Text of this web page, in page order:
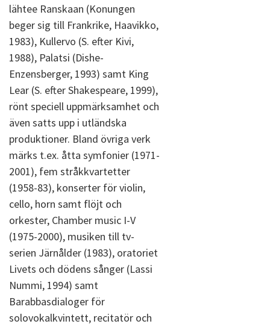
lähtee Ranskaan (Konungen
beger sig till Frankrike, Haavikko,
1983), Kullervo (S. efter Kivi,
1988), Palatsi (Dishe-
Enzensberger, 1993) samt King
Lear (S. efter Shakespeare, 1999),
rönt speciell uppmärksamhet och
även satts upp i utländska
produktioner. Bland övriga verk
märks t.ex. åtta symfonier (1971-
2001), fem stråkkvartetter
(1958-83), konserter för violin,
cello, horn samt flöjt och
orkester, Chamber music I-V
(1975-2000), musiken till tv-
serien Järnålder (1983), oratoriet
Livets och dödens sånger (Lassi
Nummi, 1994) samt
Barabbasdialoger för
solovokalkvintett, recitatör och